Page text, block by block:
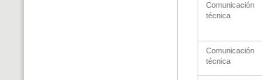
Comunicación
técnica
Comunicación
técnica